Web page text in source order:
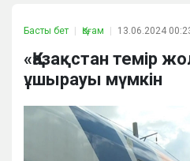
Басты бет Қоғам 13.06.2024
«Қазақстан темір
ұшырауы мүмкін